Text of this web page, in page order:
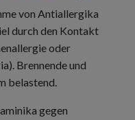
von Antiallergika
durch den Kontakt
oder
Brennende und
belastend.
gegen